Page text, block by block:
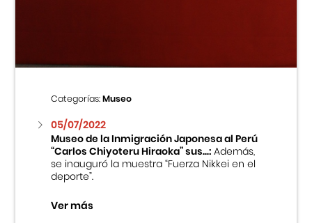
Cursos
Museo de la Inmigración Japonesa
Fondo Editorial
Teatro Peruano Japonés
Categorías:Museo
05/07/2022
Museo de la Inmigración Japonesa al Perú
“Carlos Chiyoteru Hiraoka” sus...:Además,
se inauguró la muestra “Fuerza Nikkei en el
deporte”.
Ver más